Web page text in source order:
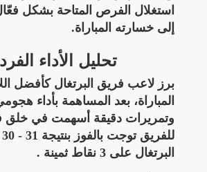
استغلال الفرص المتاحة بشكل
إلى خسارته المباراة.
تحليل الأداء
برز لاعب فريق البرتغال كأفضل
المباراة، بعد المساهمة بأداء
وتمريرات دقيقة أسهمت في
البرتغال على 3 نقاط ثمينة .